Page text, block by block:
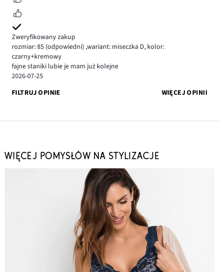
Zweryfikowany zakup
rozmiar: 85 (odpowiedni) ,wariant: miseczka D, kolor:
czarny+kremowy
fajne staniki lubie je mam już kolejne
2026-07-25
FILTRUJ OPINIE
WIĘCEJ OPINII
WIĘCEJ POMYSŁÓW NA STYLIZACJE